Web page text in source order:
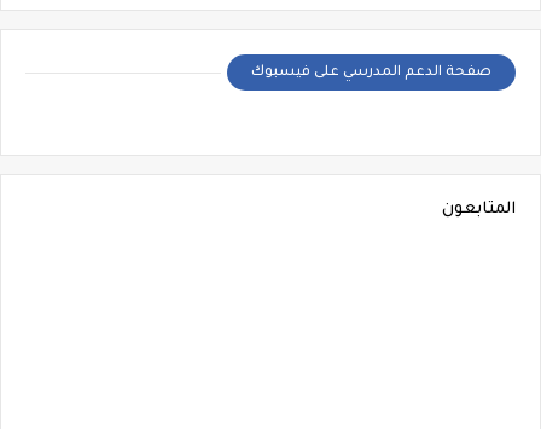
صفحة الدعم المدرسي على فيسبوك
المتابعون